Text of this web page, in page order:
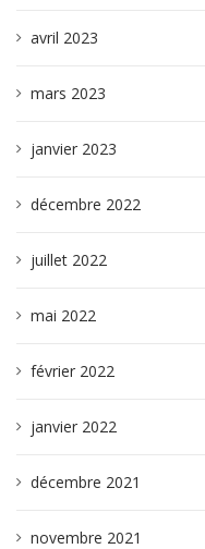
avril 2023
mars 2023
janvier 2023
décembre 2022
juillet 2022
mai 2022
février 2022
janvier 2022
décembre 2021
novembre 2021